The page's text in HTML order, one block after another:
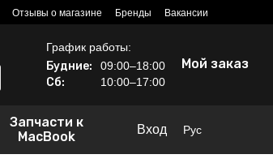
Отзывы о магазине Бренды Вакансии
График работы:
Будние: 09:00–18:00
Сб: 10:00–17:00
Мой заказ
Запчасти к
MacBook
Вход Рус